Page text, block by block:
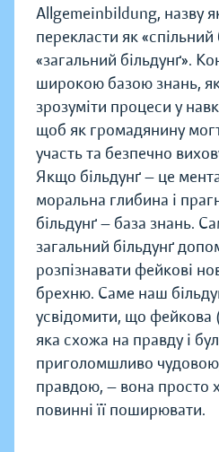
Allgemeinbildung, назву
перекласти як «спільний
«загальний більдунґ».
широкою базою знань,
зрозуміти процеси у
щоб як громадянину
участь та безпечно
Якщо більдунґ — це
моральна глибина і
більдунґ — база знань.
загальний більдунґ
розпізнавати фейкові
брехню. Саме наш
усвідомити, що
яка схожа на правду і
приголомшливо
правдою, — вона просто
повинні її поширювати.